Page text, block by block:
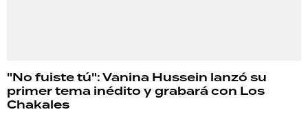
"No fuiste tú": Vanina Hussein lanzó su
primer tema inédito y grabará con Los
Chakales